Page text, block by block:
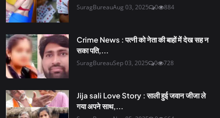
SuragBureauAug 03, 2025 0 884
Crime News : पत्नी को नेता की बाहों में देख सह न
सका पति,...
SuragBureauSep 03, 2025 0 728
Jija sali Love Story : साली हुई जवान जीजा ले
गया अपने साथ,...